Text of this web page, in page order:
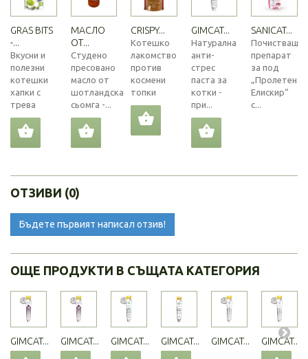
GRAS BITS
-...
Вкусни и
полезни
котешки
хапки с
трева
МАСЛО
ОТ...
Студено
пресовано
масло от
шотландска
сьомга -...
CRISPY...
Котешко
лакомство
против
космени
топки
GIMCAT...
Натурална
анти-
стрес
паста за
котки -
при...
SANICAT...
Почистващ
препарат
за под
„Пролетен
Елискир“
с...
ОТЗИВИ (0)
Бъдете първият написал отзив!
ОЩЕ ПРОДУКТИ В СЪЩАТА КАТЕГОРИЯ
GIMCAT... GIMCAT... GIMCAT... GIMCAT... GIMCAT... GIMCAT...